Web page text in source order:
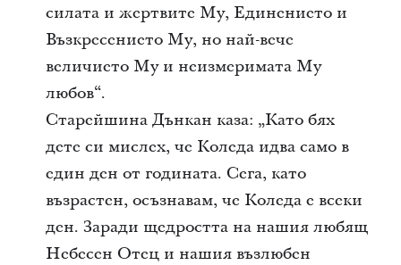
силата и жертвите Му, Единението и
Възкресението Му, но най-вече
величието Му и неизмеримата Му
любов“.
Старейшина Дънкан каза: „Като бях
дете си мислех, че Коледа идва само в
един ден от годината. Сега, като
възрастен, осъзнавам, че Коледа е всеки
ден. Заради щедростта на нашия любящ
Небесен Отец и нашия възлюбен